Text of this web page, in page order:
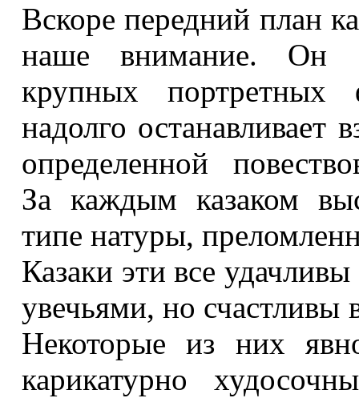
Вскоре передний план
наше внимание. Он
крупных
надолго останавливает
определенной
За каждым казаком
типе натуры,
Казаки эти все
увечьями, но
Некоторые из них
карикатурно